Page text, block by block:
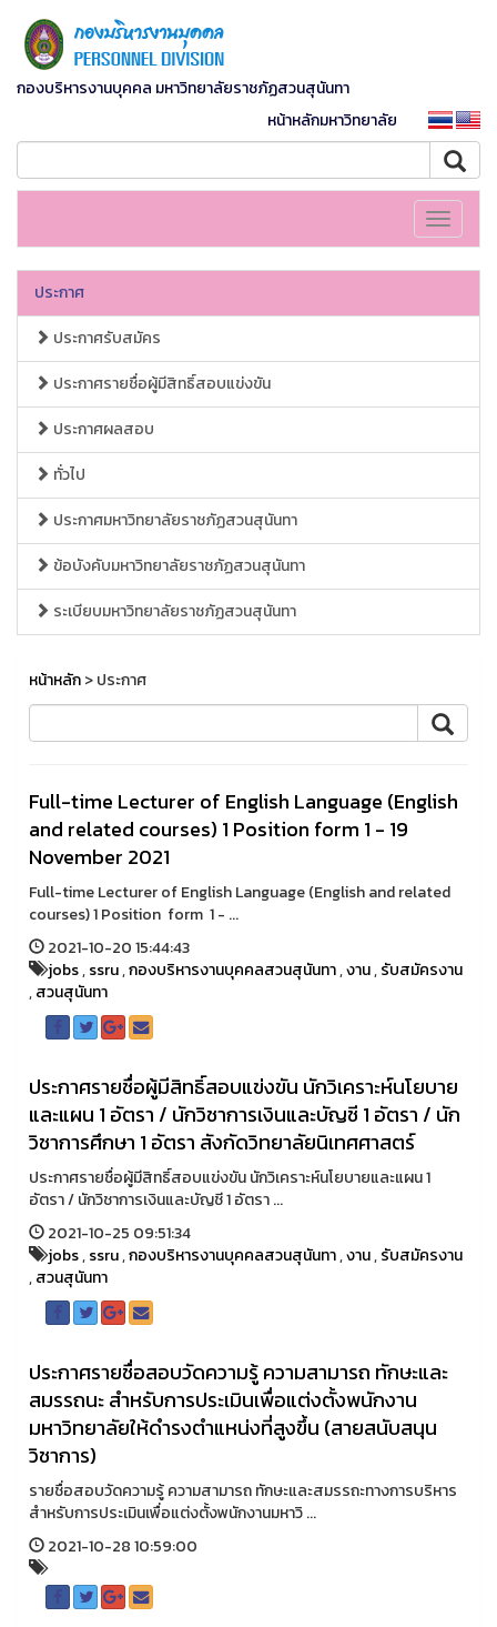
กองบริหารงานบุคคล มหาวิทยาลัยราชภัฏสวนสุนันทา
หน้าหลักมหาวิทยาลัย
Toggle
ประกาศ
ประกาศรับสมัคร
ประกาศรายชื่อผู้มีสิทธิ์สอบแข่งขัน
ประกาศผลสอบ
ทั่วไป
ประกาศมหาวิทยาลัยราชภัฏสวนสุนันทา
ข้อบังคับมหาวิทยาลัยราชภัฏสวนสุนันทา
ระเบียบมหาวิทยาลัยราชภัฏสวนสุนันทา
หน้าหลัก> ประกาศ
Full-time Lecturer of English Language (English
and related courses) 1 Position form 1 - 19
November 2021
Full-time Lecturer of English Language (English and related
courses) 1 Position form 1 - ...
2021-10-20 15:44:43
jobs,ssru,กองบริหารงานบุคคลสวนสุนันทา,งาน,รับสมัครงาน
,สวนสุนันทา
ประกาศรายชื่อผู้มีสิทธิ์สอบแข่งขัน นักวิเคราะห์นโยบาย
และแผน 1 อัตรา / นักวิชาการเงินและบัญชี 1 อัตรา / นัก
วิชาการศึกษา 1 อัตรา สังกัดวิทยาลัยนิเทศศาสตร์
ประกาศรายชื่อผู้มีสิทธิ์สอบแข่งขัน นักวิเคราะห์นโยบายและแผน 1
อัตรา / นักวิชาการเงินและบัญชี 1 อัตรา ...
2021-10-25 09:51:34
jobs,ssru,กองบริหารงานบุคคลสวนสุนันทา,งาน,รับสมัครงาน
,สวนสุนันทา
ประกาศรายชื่อสอบวัดความรู้ ความสามารถ ทักษะและ
สมรรถนะ สำหรับการประเมินเพื่อแต่งตั้งพนักงาน
มหาวิทยาลัยให้ดำรงตำแหน่งที่สูงขึ้น (สายสนับสนุน
วิชาการ)
รายชื่อสอบวัดความรู้ ความสามารถ ทักษะและสมรรถะทางการบริหาร
สำหรับการประเมินเพื่อแต่งตั้งพนักงานมหาวิ ...
2021-10-28 10:59:00